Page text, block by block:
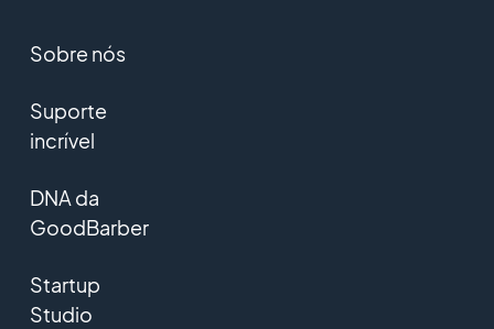
Sobre nós
Suporte
incrível
DNA da
GoodBarber
Startup
Studio